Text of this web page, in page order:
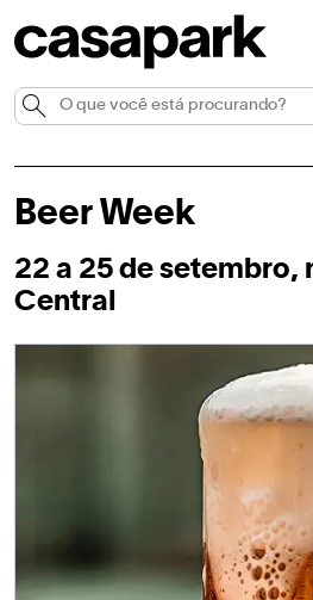
Beer Week
22 a 25 de setembro,
Central